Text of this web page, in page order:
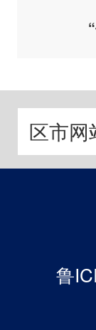
区市网
鲁